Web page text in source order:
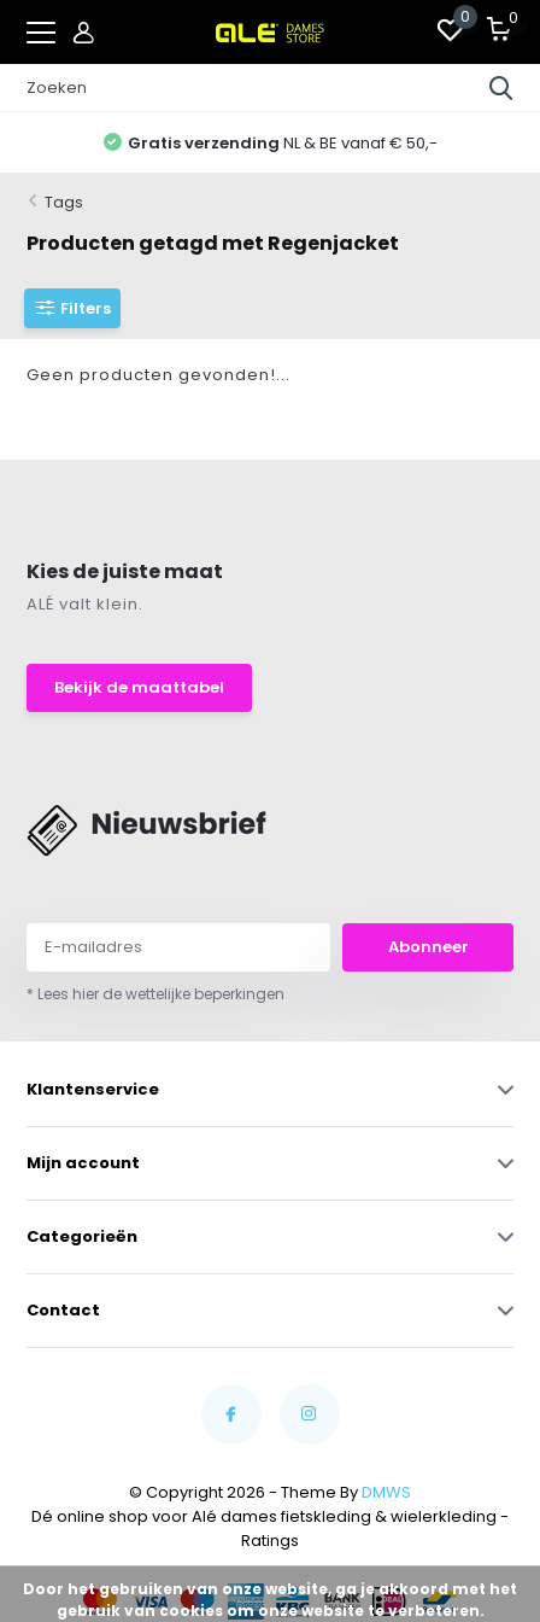
0 0
Gratis verzending NL & BE vanaf € 50,-
Tags
Producten getagd met Regenjacket
Filters
Geen producten gevonden!...
Kies de juiste maat
ALÉ valt klein.
Bekijk de maattabel
Abonneer
* Lees hier de wettelijke beperkingen
Klantenservice
Mijn account
Categorieën
Contact
© Copyright 2026 - Theme ByDMWS
Dé online shop voor Alé dames fietskleding & wielerkleding -
Ratings
Door het gebruiken van onze website, ga je akkoord met het
gebruik van cookies om onze website te verbeteren.